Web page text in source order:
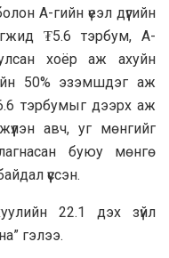
А-гийн үеэл дүүгийн
₮5.6 тэрбум, А-
хоёр аж ахуйн
50% эзэмшдэг аж
тэрбумыг дээрх аж
авч, уг мөнгийг
буюу мөнгө
үүссэн.
22.1 дэх зүйл
гэлээ.